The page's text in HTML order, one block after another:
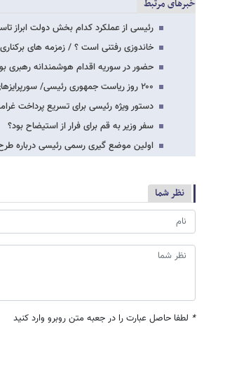
خبرهای مرتبط
رئیسی از عملکرد کدام بخش دولت ابراز
خاندوزی رفتنی است ؟ / زمزمه های برکناری
حضور در سوریه اقدام هوشمندانه رهبری
۲۰۰ روز ریاست جمهوری رئیسی/ سورپرایزهای دولتی که پیروزی‌اش مسجل بود
دستور ویژه رئیسی برای تسریع پرداخت
سفر وزیر به قم برای فرار از استیضاح بود؟
اولین موضع گیری رسمی رئیسی درباره
نظر شما
* لطفا حاصل عبارت را در جعبه متن روبرو وارد کنید